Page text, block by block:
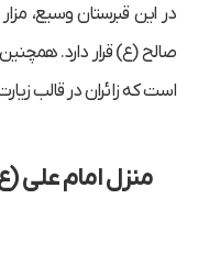
در این قبرستان وسیع،
صالح (ع) قرار دارد.
است که زائران در قالب
منزل امام علی